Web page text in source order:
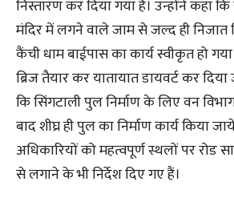
निस्तारण कर दिया गया है। उन्होंने कहा
मंदिर में लगने वाले जाम से जल्द ही
कैंची धाम बाईपास का कार्य स्वीकृत हो
ब्रिज तैयार कर यातायात डायवर्ट कर
कि सिंगटाली पुल निर्माण के लिए वन
बाद शीघ्र ही पुल का निर्माण कार्य किया
अधिकारियों को महत्वपूर्ण स्थलों पर रोड
से लगाने के भी निर्देश दिए गए हैं।